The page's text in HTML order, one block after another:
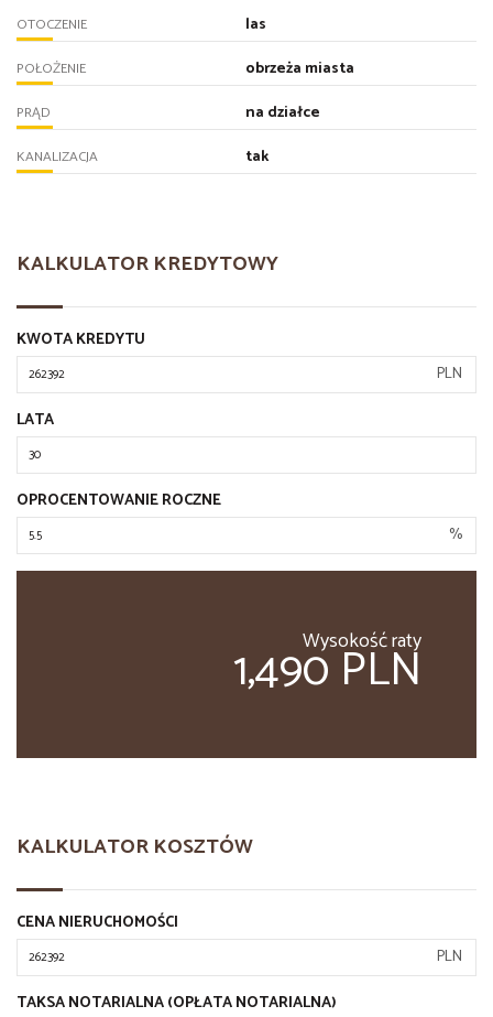
OTOCZENIE las
POŁOŻENIE obrzeża miasta
PRĄD na działce
KANALIZACJA tak
KALKULATOR KREDYTOWY
KWOTA KREDYTU
PLN
LATA
OPROCENTOWANIE ROCZNE
%
Wysokość raty
1,490 PLN
KALKULATOR KOSZTÓW
CENA NIERUCHOMOŚCI
PLN
TAKSA NOTARIALNA (OPŁATA NOTARIALNA)